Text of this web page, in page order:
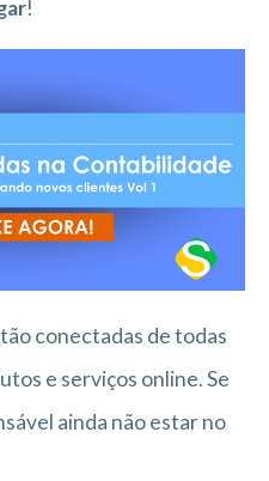
!
conectadas de todas
e serviços online. Se
ainda não estar no